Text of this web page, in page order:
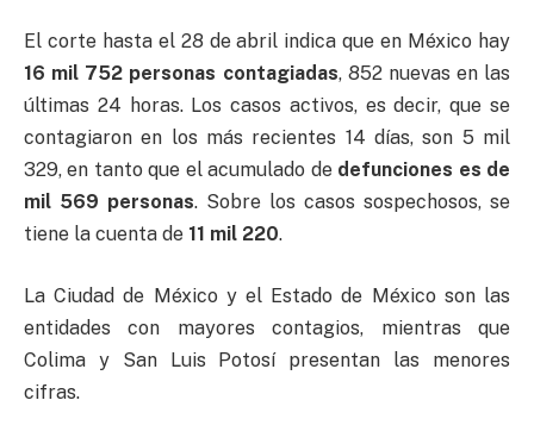
El corte hasta el 28 de abril indica que en México hay
16 mil 752 personas contagiadas, 852 nuevas en las
últimas 24 horas. Los casos activos, es decir, que se
contagiaron en los más recientes 14 días, son 5 mil
329, en tanto que el acumulado de defunciones es de
mil 569 personas. Sobre los casos sospechosos, se
tiene la cuenta de 11 mil 220.
La Ciudad de México y el Estado de México son las
entidades con mayores contagios, mientras que
Colima y San Luis Potosí presentan las menores
cifras.